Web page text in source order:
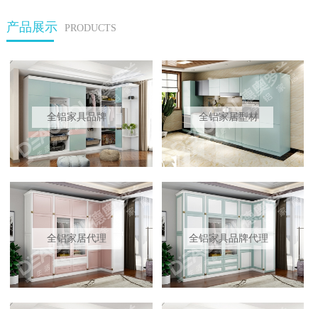
产品展示 PRODUCTS
全铝家具品牌 全铝家居型材
全铝家居代理 全铝家具品牌代理